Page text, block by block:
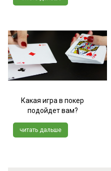
Какая игра в покер
подойдет вам?
читать дальше